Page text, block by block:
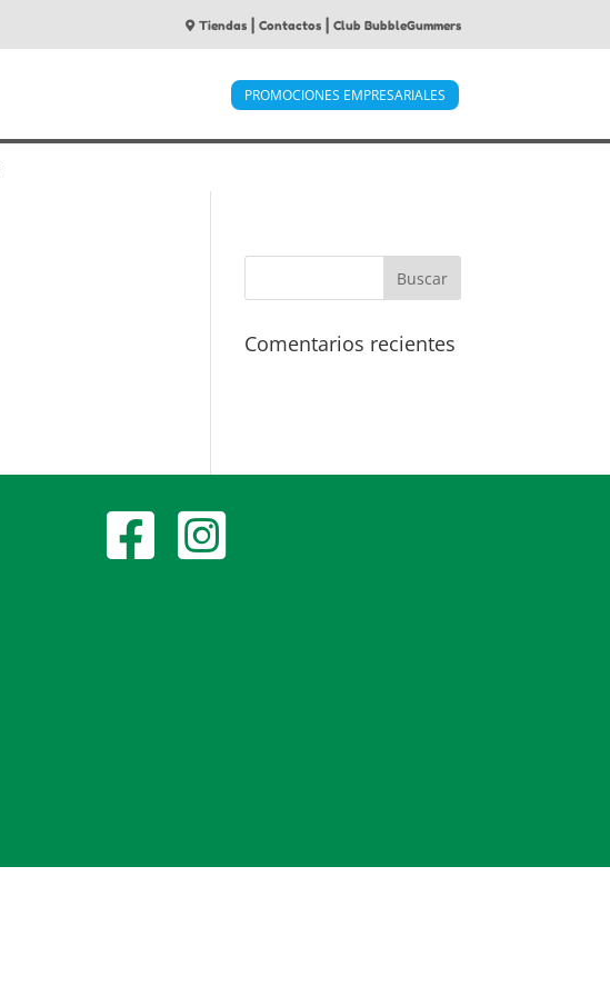
Tiendas| Contactos| Club BubbleGummers
PROMOCIONES EMPRESARIALES
Comentarios recientes